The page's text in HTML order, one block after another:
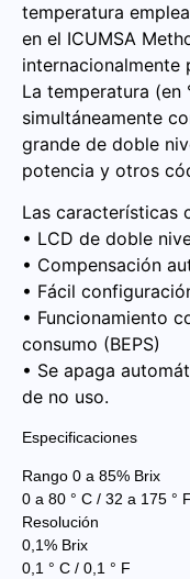
temperatura
en el ICUMSA
internacionalmente
La temperatura (en
simultáneamente
grande de doble
potencia y otros
Las características
• LCD de doble
• Compensación
• Fácil
• Funcionamiento
consumo (BEPS)
• Se apaga
de no uso.
Especificaciones
Rango 0 a 85% Brix
0 a 80 ° C / 32 a 175 ° F
Resolución
0,1% Brix
0,1 ° C / 0,1 ° F